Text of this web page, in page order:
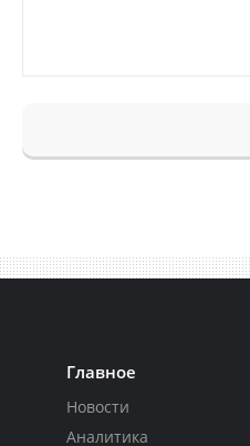
Главное
Новости
Аналитика